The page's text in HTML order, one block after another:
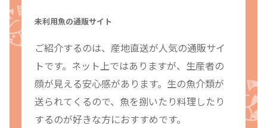
未利用魚の通販サイト
ご紹介するのは、産地直送が人気の通販サイ
トです。ネット上ではありますが、生産者の
顔が見える安心感があります。生の魚介類が
送られてくるので、魚を捌いたり料理したり
するのが好きな方におすすめです。